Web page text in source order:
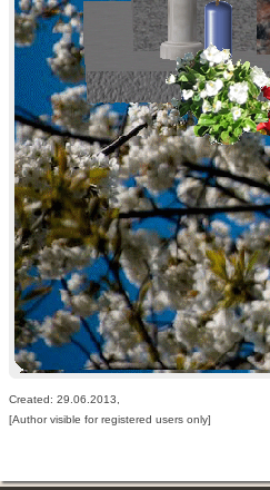
Created: 29.06.2013,
[Author visible for registered users only]